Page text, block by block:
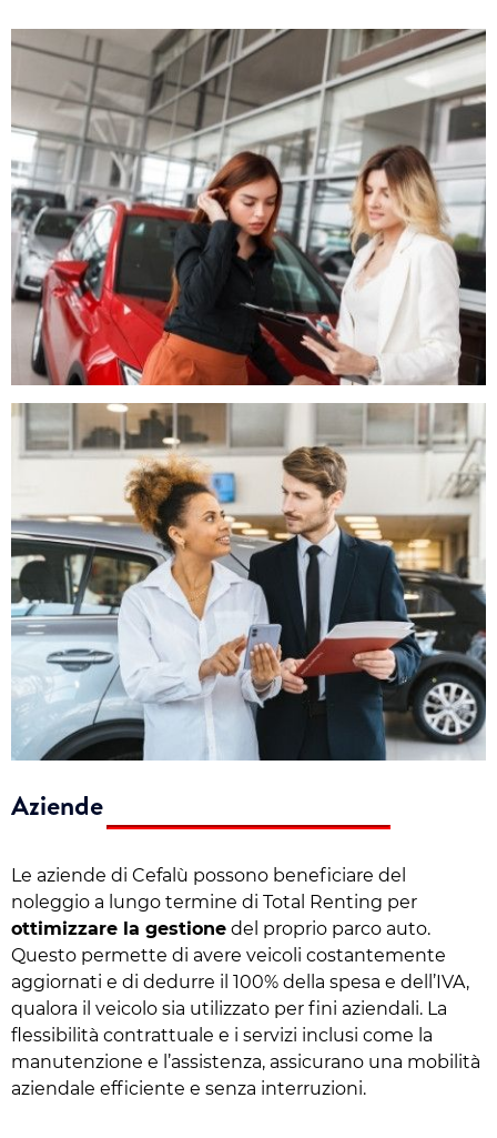
Aziende
Le aziende di Cefalù possono beneficiare del
noleggio a lungo termine di Total Renting per
ottimizzare la gestione del proprio parco auto.
Questo permette di avere veicoli costantemente
aggiornati e di dedurre il 100% della spesa e dell’IVA,
qualora il veicolo sia utilizzato per fini aziendali. La
flessibilità contrattuale e i servizi inclusi come la
manutenzione e l’assistenza, assicurano una mobilità
aziendale efficiente e senza interruzioni.